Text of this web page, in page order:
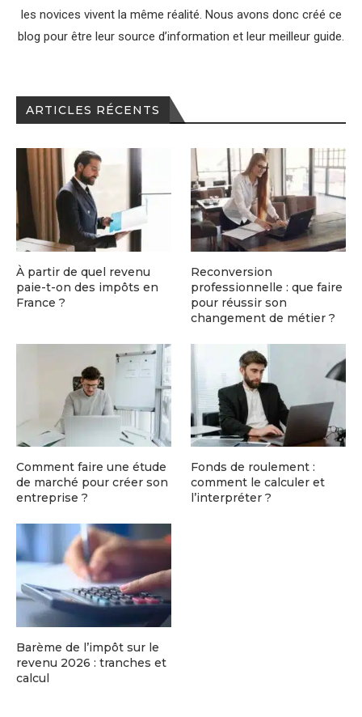
les novices vivent la même réalité. Nous avons donc créé ce
blog pour être leur source d’information et leur meilleur guide.
ARTICLES RÉCENTS
À partir de quel revenu
paie-t-on des impôts en
France ?
Reconversion
professionnelle : que faire
pour réussir son
changement de métier ?
Comment faire une étude
de marché pour créer son
entreprise ?
Fonds de roulement :
comment le calculer et
l’interpréter ?
Barème de l’impôt sur le
revenu 2026 : tranches et
calcul